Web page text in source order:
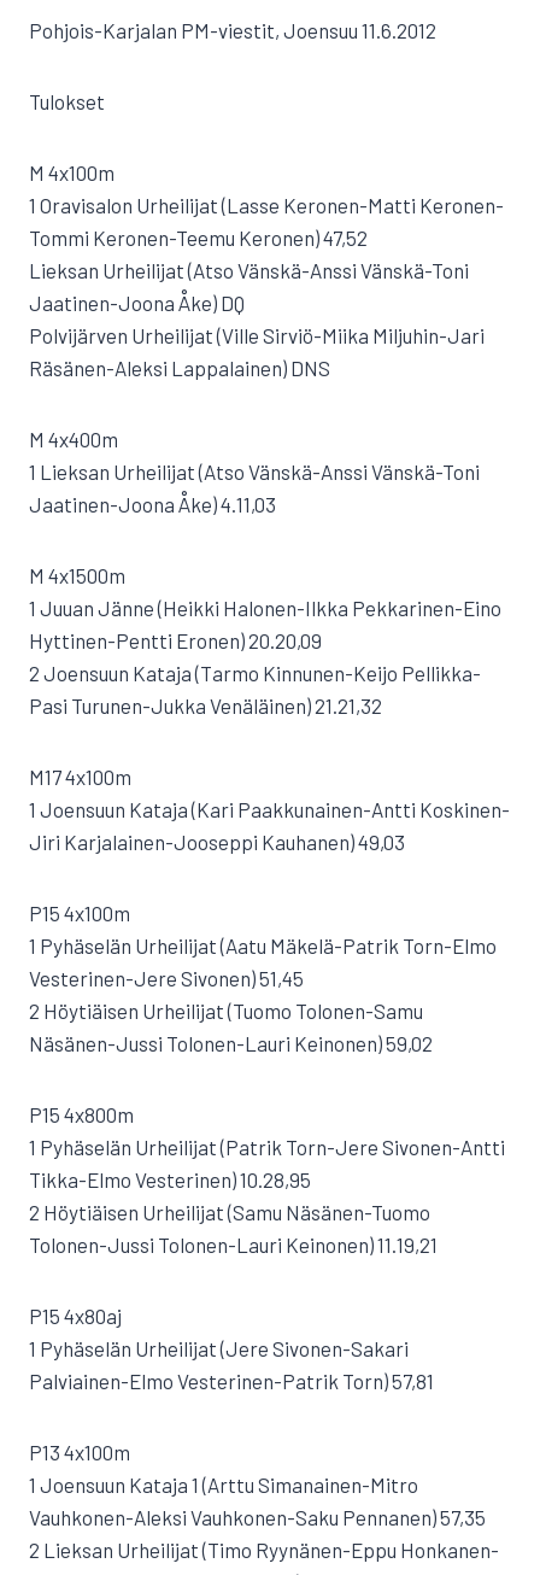
Pohjois-Karjalan PM-viestit, Joensuu 11.6.2012
Tulokset
M 4x100m
1 Oravisalon Urheilijat (Lasse Keronen-Matti Keronen-
Tommi Keronen-Teemu Keronen) 47,52
Lieksan Urheilijat (Atso Vänskä-Anssi Vänskä-Toni
Jaatinen-Joona Åke) DQ
Polvijärven Urheilijat (Ville Sirviö-Miika Miljuhin-Jari
Räsänen-Aleksi Lappalainen) DNS
M 4x400m
1 Lieksan Urheilijat (Atso Vänskä-Anssi Vänskä-Toni
Jaatinen-Joona Åke) 4.11,03
M 4x1500m
1 Juuan Jänne (Heikki Halonen-Ilkka Pekkarinen-Eino
Hyttinen-Pentti Eronen) 20.20,09
2 Joensuun Kataja (Tarmo Kinnunen-Keijo Pellikka-
Pasi Turunen-Jukka Venäläinen) 21.21,32
M17 4x100m
1 Joensuun Kataja (Kari Paakkunainen-Antti Koskinen-
Jiri Karjalainen-Jooseppi Kauhanen) 49,03
P15 4x100m
1 Pyhäselän Urheilijat (Aatu Mäkelä-Patrik Torn-Elmo
Vesterinen-Jere Sivonen) 51,45
2 Höytiäisen Urheilijat (Tuomo Tolonen-Samu
Näsänen-Jussi Tolonen-Lauri Keinonen) 59,02
P15 4x800m
1 Pyhäselän Urheilijat (Patrik Torn-Jere Sivonen-Antti
Tikka-Elmo Vesterinen) 10.28,95
2 Höytiäisen Urheilijat (Samu Näsänen-Tuomo
Tolonen-Jussi Tolonen-Lauri Keinonen) 11.19,21
P15 4x80aj
1 Pyhäselän Urheilijat (Jere Sivonen-Sakari
Palviainen-Elmo Vesterinen-Patrik Torn) 57,81
P13 4x100m
1 Joensuun Kataja 1 (Arttu Simanainen-Mitro
Vauhkonen-Aleksi Vauhkonen-Saku Pennanen) 57,35
2 Lieksan Urheilijat (Timo Ryynänen-Eppu Honkanen-